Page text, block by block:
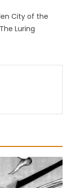
City of the
Luring